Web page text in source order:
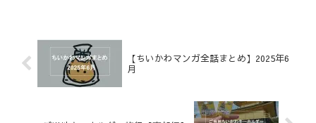
【ちいかわマンガ全話まとめ】2025年6
月